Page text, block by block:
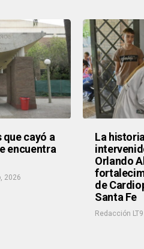
que cayó a
encuentra
2026
La
Orlando
de
Santa Fe
Redacción LT9